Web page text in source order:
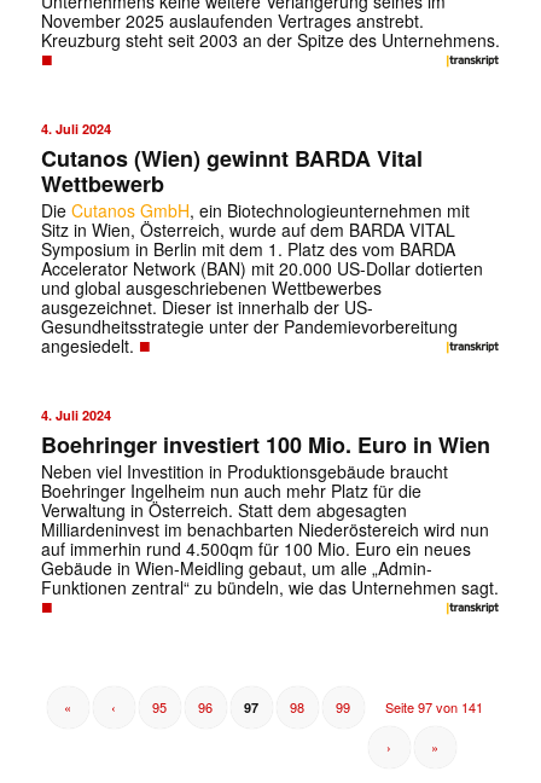
✕
November 2025 auslaufenden Vertrages anstrebt.
Kreuzburg steht seit 2003 an der Spitze des Unternehmens.
■
4. Juli 2024
Cutanos (Wien) gewinnt BARDA Vital
Wettbewerb
Die Cutanos GmbH, ein Biotechnologieunternehmen mit
Sitz in Wien, Österreich, wurde auf dem BARDA VITAL
Symposium in Berlin mit dem 1. Platz des vom BARDA
Accelerator Network (BAN) mit 20.000 US-Dollar dotierten
und global ausgeschriebenen Wettbewerbes
ausgezeichnet. Dieser ist innerhalb der US-
Gesundheitsstrategie unter der Pandemievorbereitung
angesiedelt. ■
4. Juli 2024
Boehringer investiert 100 Mio. Euro in Wien
Neben viel Investition in Produktionsgebäude braucht
Boehringer Ingelheim nun auch mehr Platz für die
Verwaltung in Österreich. Statt dem abgesagten
Milliardeninvest im benachbarten Niederöstereich wird nun
auf immerhin rund 4.500qm für 100 Mio. Euro ein neues
Gebäude in Wien-Meidling gebaut, um alle „Admin-
Funktionen zentral“ zu bündeln, wie das Unternehmen sagt.
■
Seite 97 von 141
« ‹ 95 96 97 98 99
› »